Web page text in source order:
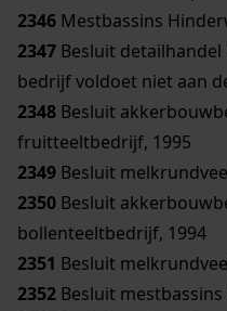
2346 Mestbassins
2347 Besluit
bedrijf voldoet niet aan
2348 Besluit
fruitteeltbedrijf, 1995
2349 Besluit
2350 Besluit
bollenteeltbedrijf, 1994
2351 Besluit
2352 Besluit